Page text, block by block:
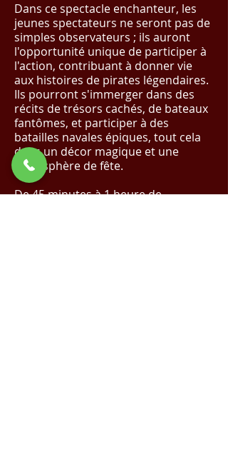
Dans ce spectacle enchanteur, les
jeunes spectateurs ne seront pas de
simples observateurs ; ils auront
l'opportunité unique de participer à
l'action, contribuant à donner vie
aux histoires de pirates légendaires.
Ils pourront s'immerger dans des
récits de trésors cachés, de bateaux
fantômes, et participer à des
batailles navales épiques, tout cela
dans un décor magique et une
atmosphère de fête.
De 45 minutes à 1 heure de